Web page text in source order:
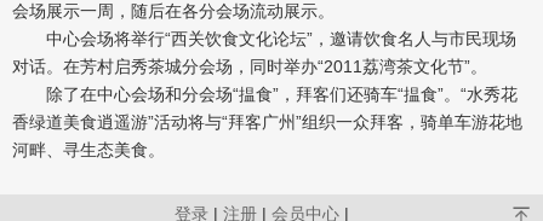
会场展示一周，随后在各分会场流动展示。
中心会场将举行“西关饮食文化论坛”，邀请饮食名人与市民现场
对话。在芳村启秀茶城分会场，同时举办“2011荔湾茶文化节”。
除了在中心会场和分会场“揾食”，拜客们还骑车“揾食”。“水秀花
香绿道美食逍遥游”活动将与“拜客广州”组织一众拜客，骑单车游花地
河畔、寻生态美食。
登录 | 注册 | 会员中心 |